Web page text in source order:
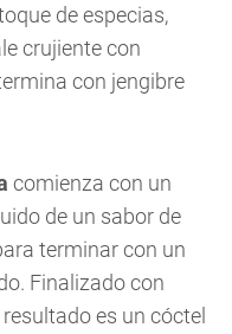
de especias,
crujiente con
con jengibre
comienza con un
de un sabor de
terminar con un
Finalizado con
es un cóctel